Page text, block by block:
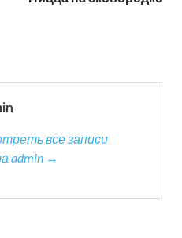
все записи
admin →